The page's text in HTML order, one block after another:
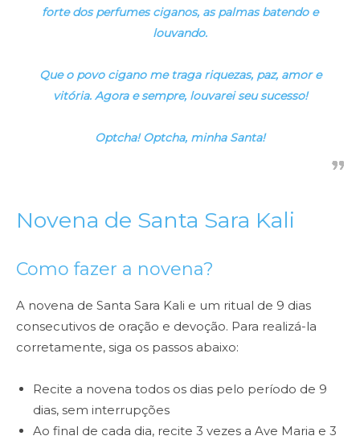
forte dos perfumes ciganos, as palmas batendo e
louvando.
Que o povo cigano me traga riquezas, paz, amor e
vitória. Agora e sempre, louvarei seu sucesso!
Optcha! Optcha, minha Santa!
Novena de Santa Sara Kali
Como fazer a novena?
A novena de Santa Sara Kali e um ritual de 9 dias
consecutivos de oração e devoção. Para realizá-la
corretamente, siga os passos abaixo:
Recite a novena todos os dias pelo período de 9
dias, sem interrupções
Ao final de cada dia, recite 3 vezes a Ave Maria e 3